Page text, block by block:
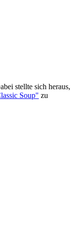
stellte sich heraus,
Soup" zu